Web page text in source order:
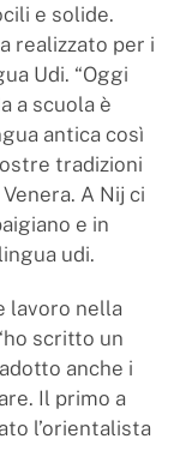
e solide.
realizzato per i
Udi. “Oggi
a scuola è
antica così
tradizioni
A Nij ci
e in
udi.
lavoro nella
scritto un
anche i
Il primo a
l’orientalista